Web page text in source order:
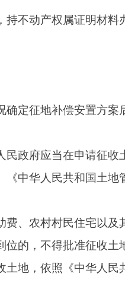
起十五个工作日内在拟征
工作安排。
。